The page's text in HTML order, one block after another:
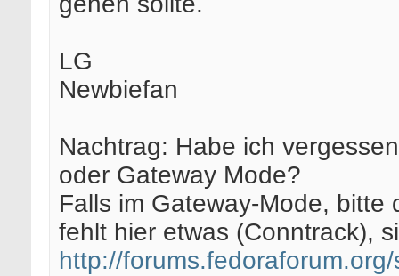
LG
Newbiefan
Nachtrag: Habe ich
oder Gateway Mode?
Falls im Gateway-Mode, bitte
fehlt hier etwas (Conntrack),
http://